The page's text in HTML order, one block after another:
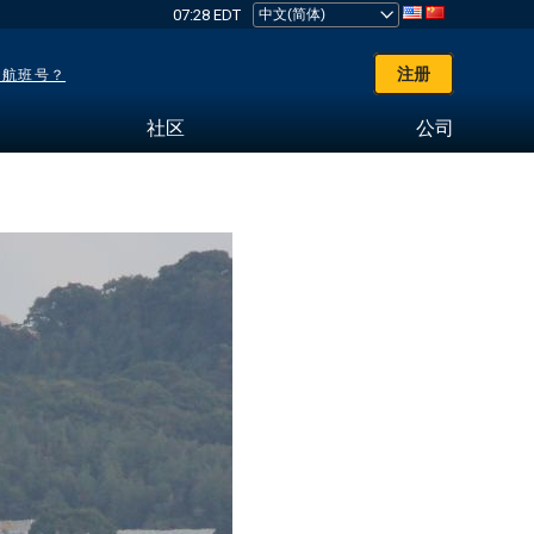
07:28 EDT
班号？ 注册
社区 公司